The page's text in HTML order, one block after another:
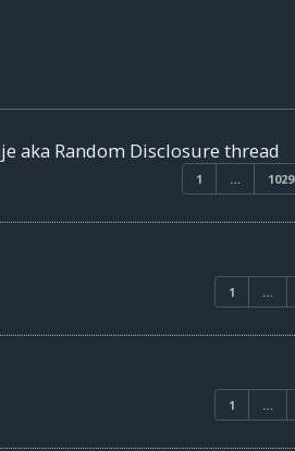
aka Random Disclosure thread
1 … 1029
1 …
1 …